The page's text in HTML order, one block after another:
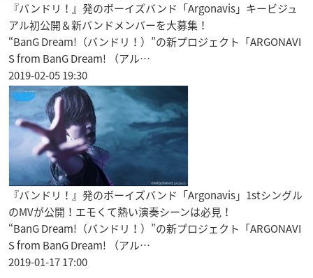
『バンドリ！』発のボーイズバンド「Argonavis」キービジュ
アル初公開＆新バンドメンバーを大募集！
“BanG Dream!（バンドリ！）”の新プロジェクト「ARGONAVI
S from BanG Dream! （アル…
2019-02-05 19:30
『バンドリ！』発のボーイズバンド「Argonavis」1stシングル
のMVが公開！エモくて熱い演奏シーンは必見！
“BanG Dream!（バンドリ！）”の新プロジェクト「ARGONAVI
S from BanG Dream! （アル…
2019-01-17 17:00